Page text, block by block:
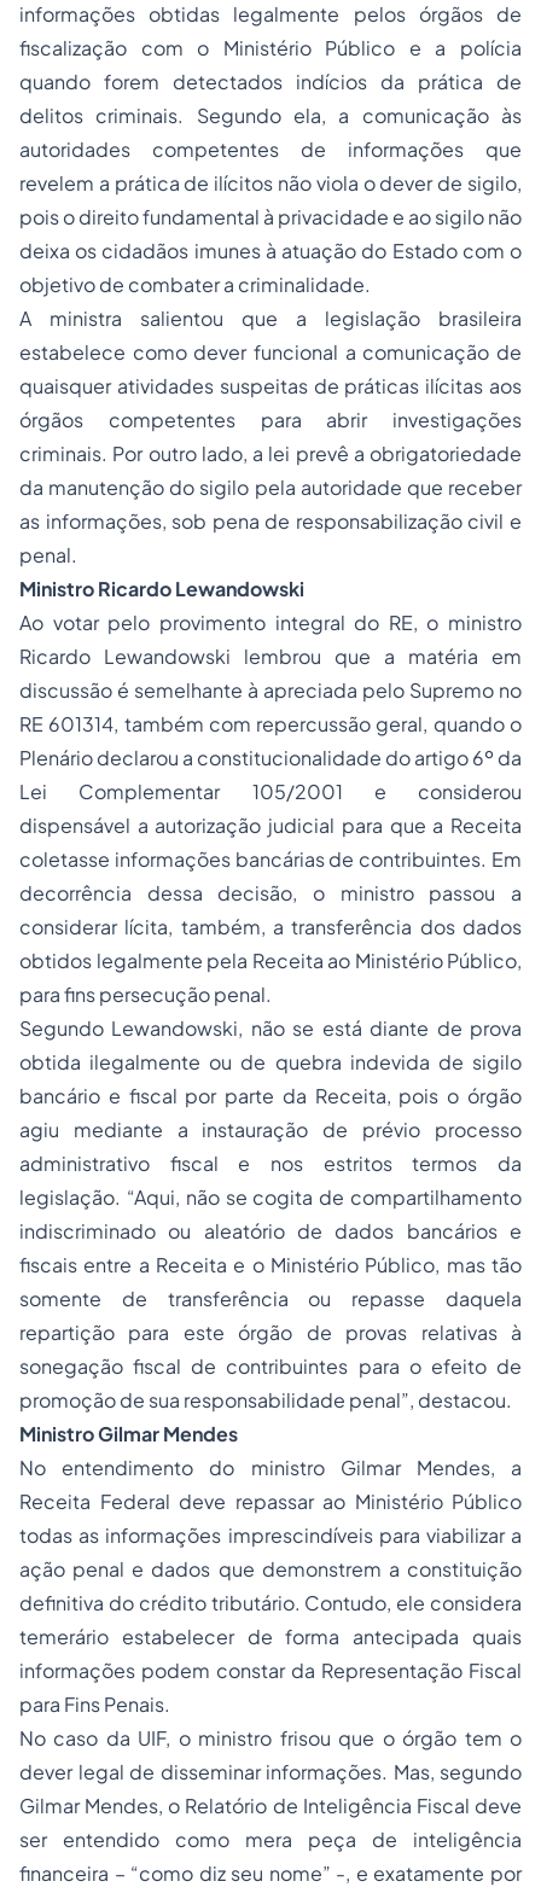
informações obtidas legalmente pelos órgãos de
fiscalização com o Ministério Público e a polícia
quando forem detectados indícios da prática de
delitos criminais. Segundo ela, a comunicação às
autoridades competentes de informações que
revelem a prática de ilícitos não viola o dever de sigilo,
pois o direito fundamental à privacidade e ao sigilo não
deixa os cidadãos imunes à atuação do Estado com o
objetivo de combater a criminalidade.
A ministra salientou que a legislação brasileira
estabelece como dever funcional a comunicação de
quaisquer atividades suspeitas de práticas ilícitas aos
órgãos competentes para abrir investigações
criminais. Por outro lado, a lei prevê a obrigatoriedade
da manutenção do sigilo pela autoridade que receber
as informações, sob pena de responsabilização civil e
penal.
Ministro Ricardo Lewandowski
Ao votar pelo provimento integral do RE, o ministro
Ricardo Lewandowski lembrou que a matéria em
discussão é semelhante à apreciada pelo Supremo no
RE 601314, também com repercussão geral, quando o
Plenário declarou a constitucionalidade do artigo 6º da
Lei Complementar 105/2001 e considerou
dispensável a autorização judicial para que a Receita
coletasse informações bancárias de contribuintes. Em
decorrência dessa decisão, o ministro passou a
considerar lícita, também, a transferência dos dados
obtidos legalmente pela Receita ao Ministério Público,
para fins persecução penal.
Segundo Lewandowski, não se está diante de prova
obtida ilegalmente ou de quebra indevida de sigilo
bancário e fiscal por parte da Receita, pois o órgão
agiu mediante a instauração de prévio processo
administrativo fiscal e nos estritos termos da
legislação. “Aqui, não se cogita de compartilhamento
indiscriminado ou aleatório de dados bancários e
fiscais entre a Receita e o Ministério Público, mas tão
somente de transferência ou repasse daquela
repartição para este órgão de provas relativas à
sonegação fiscal de contribuintes para o efeito de
promoção de sua responsabilidade penal”, destacou.
Ministro Gilmar Mendes
No entendimento do ministro Gilmar Mendes, a
Receita Federal deve repassar ao Ministério Público
todas as informações imprescindíveis para viabilizar a
ação penal e dados que demonstrem a constituição
definitiva do crédito tributário. Contudo, ele considera
temerário estabelecer de forma antecipada quais
informações podem constar da Representação Fiscal
para Fins Penais.
No caso da UIF, o ministro frisou que o órgão tem o
dever legal de disseminar informações. Mas, segundo
Gilmar Mendes, o Relatório de Inteligência Fiscal deve
ser entendido como mera peça de inteligência
financeira – “como diz seu nome” -, e exatamente por